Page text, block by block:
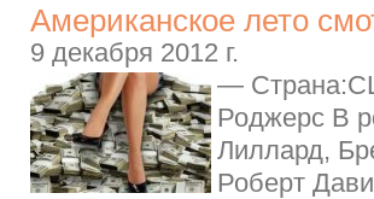
Американское лето
9 декабря 2012 г.
—
Роджерс В
Лиллард,
Роберт